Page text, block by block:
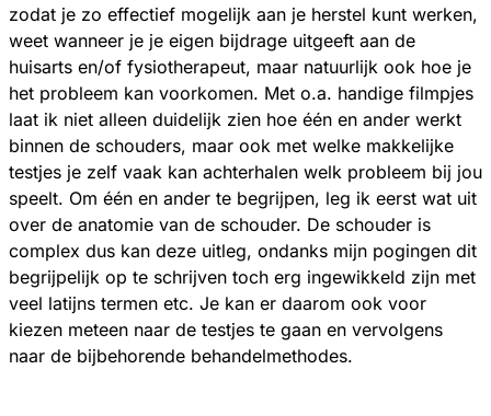
zodat je zo effectief mogelijk aan je herstel kunt werken,
weet wanneer je je eigen bijdrage uitgeeft aan de
huisarts en/of fysiotherapeut, maar natuurlijk ook hoe je
het probleem kan voorkomen. Met o.a. handige filmpjes
laat ik niet alleen duidelijk zien hoe één en ander werkt
binnen de schouders, maar ook met welke makkelijke
testjes je zelf vaak kan achterhalen welk probleem bij jou
speelt. Om één en ander te begrijpen, leg ik eerst wat uit
over de anatomie van de schouder. De schouder is
complex dus kan deze uitleg, ondanks mijn pogingen dit
begrijpelijk op te schrijven toch erg ingewikkeld zijn met
veel latijns termen etc. Je kan er daarom ook voor
kiezen meteen naar de testjes te gaan en vervolgens
naar de bijbehorende behandelmethodes.